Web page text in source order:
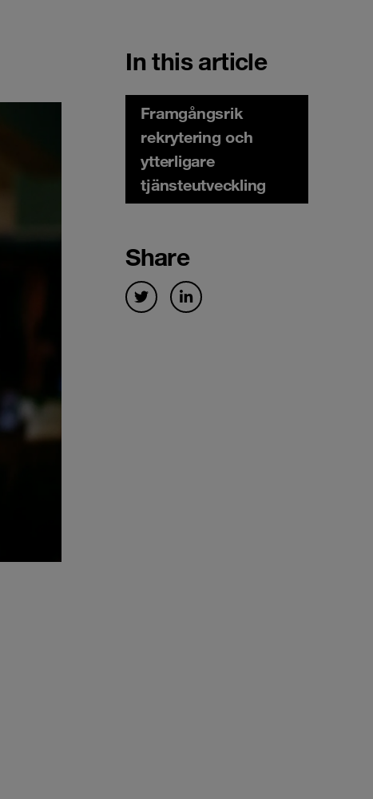
In this article
Framgångsrik
rekrytering och
ytterligare
tjänsteutveckling
Share